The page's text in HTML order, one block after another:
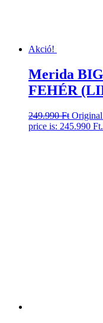
Akció!
Merida
FEHÉR
249.990Ft
price is: 245.990 Ft.